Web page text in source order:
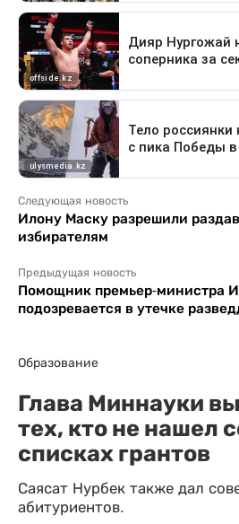
Следующая новость
Илону Маску разрешили
избирателям
Предыдущая новость
Помощник премьер-министра
подозревается в утечке
Образование
Глава Миннауки
тех, кто не нашел
списках грантов
Саясат Нурбек также дал
абитуриентов.